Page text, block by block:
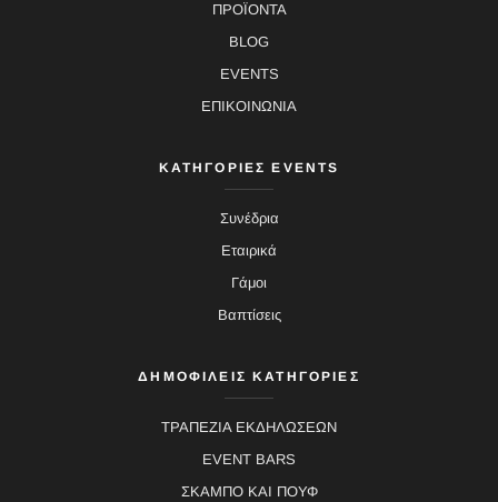
ΠΡΟΪΟΝΤΑ
BLOG
EVENTS
ΕΠΙΚΟΙΝΩΝΙΑ
ΚΑΤΗΓΟΡΙΕΣ EVENTS
Συνέδρια
Εταιρικά
Γάμοι
Βαπτίσεις
ΔΗΜΟΦΙΛΕΙΣ ΚΑΤΗΓΟΡΙΕΣ
ΤΡΑΠΕΖΙΑ ΕΚΔΗΛΩΣΕΩΝ
EVENT BARS
ΣΚΑΜΠΟ ΚΑΙ ΠΟΥΦ